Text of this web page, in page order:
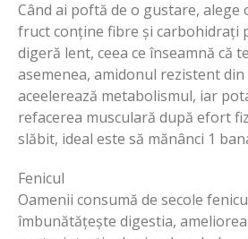
Când ai poftă de o gustare, alege
fruct conține fibre și carbohidrați
digeră lent, ceea ce înseamnă că
asemenea, amidonul rezistent
aceelerează metabolismul, iar
refacerea musculară după efort
slăbit, ideal este să mănânci 1
Fenicul
Oamenii consumă de secole
îmbunătățește digestia,